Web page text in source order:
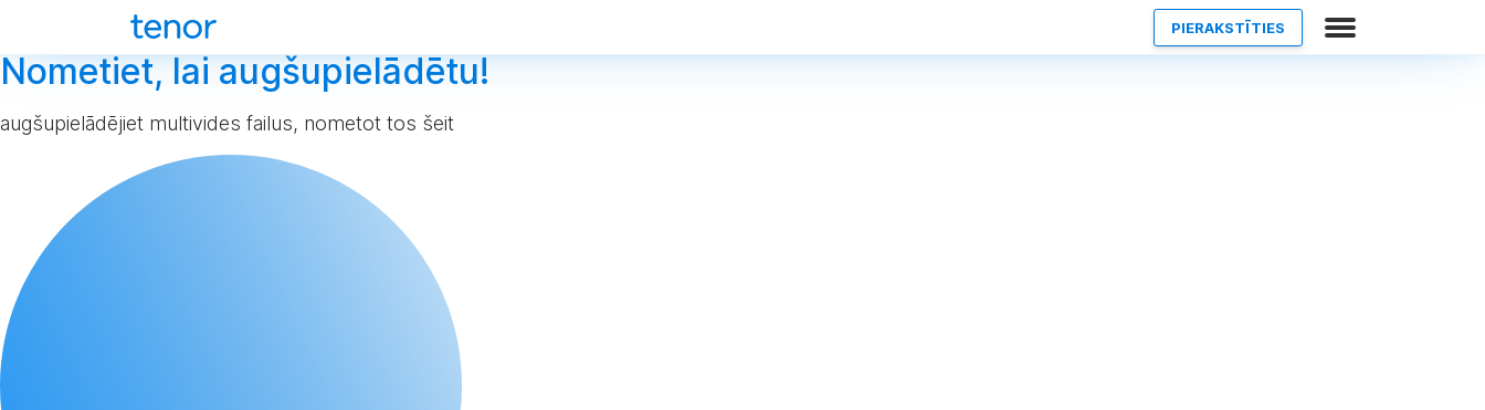
PIERAKSTĪTIES
Nometiet, lai augšupielādētu!
augšupielādējiet multivides failus, nometot tos šeit